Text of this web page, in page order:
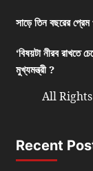
সাড়ে তিন বছরের
‘বিষয়টা নীরব রাখতে
মুখ্যমন্ত্রী ?
All
Recent